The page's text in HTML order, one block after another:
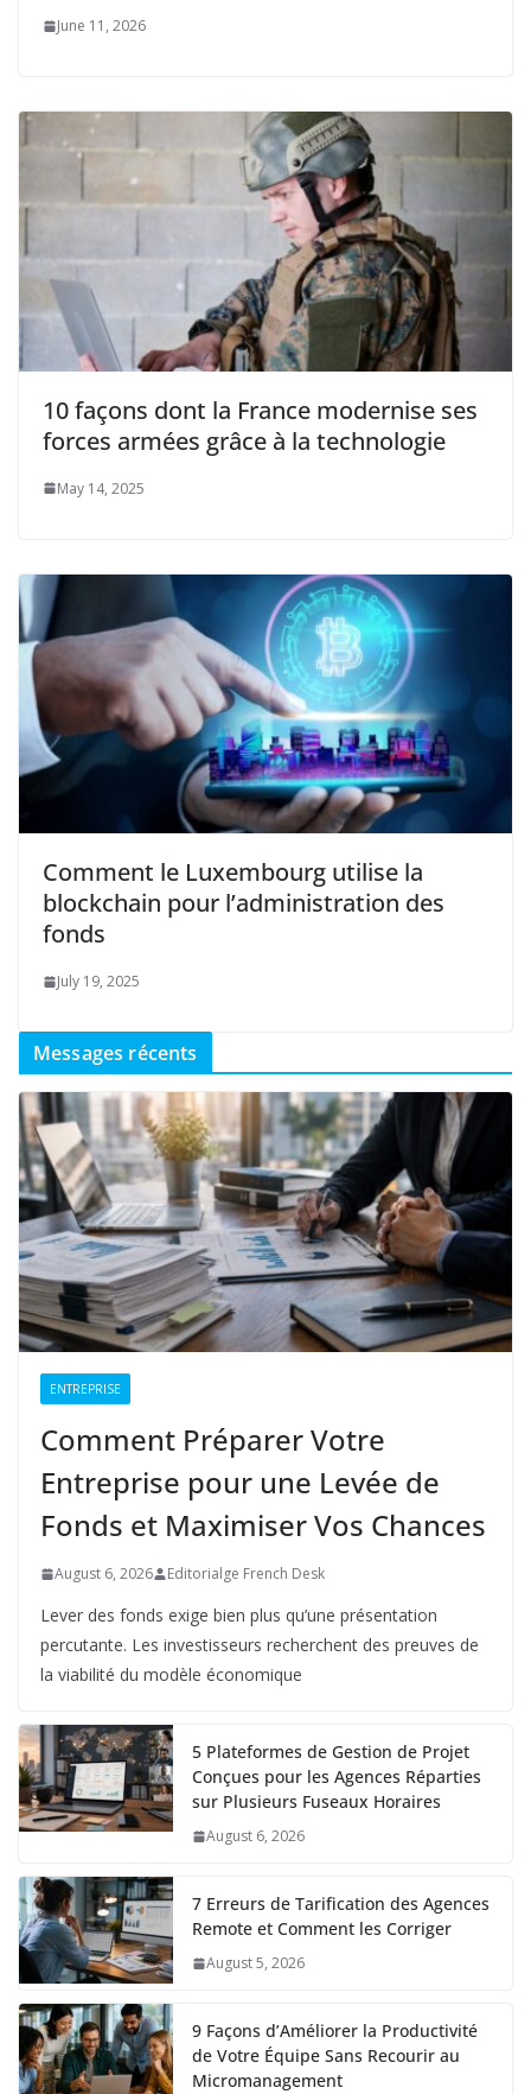
June 11, 2026
10 façons dont la France modernise ses
forces armées grâce à la technologie
May 14, 2025
Comment le Luxembourg utilise la
blockchain pour l’administration des
fonds
July 19, 2025
Messages récents
ENTREPRISE
Comment Préparer Votre
Entreprise pour une Levée de
Fonds et Maximiser Vos Chances
August 6, 2026 Editorialge French Desk
Lever des fonds exige bien plus qu’une présentation
percutante. Les investisseurs recherchent des preuves de
la viabilité du modèle économique
5 Plateformes de Gestion de Projet
Conçues pour les Agences Réparties
sur Plusieurs Fuseaux Horaires
August 6, 2026
7 Erreurs de Tarification des Agences
Remote et Comment les Corriger
August 5, 2026
9 Façons d’Améliorer la Productivité
de Votre Équipe Sans Recourir au
Micromanagement